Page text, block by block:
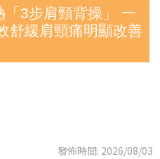
3步肩頸背操」 一
舒緩肩頸痛明顯改善
發佈時間: 2026/08/03